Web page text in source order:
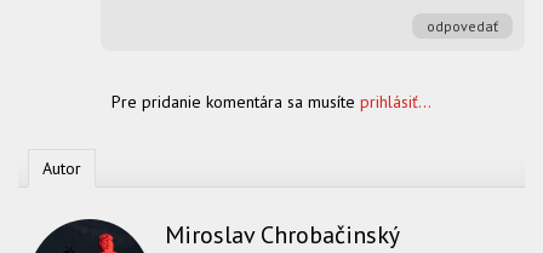
odpovedať
Pre pridanie komentára sa musíte prihlásiť...
Autor
Miroslav Chrobačinský